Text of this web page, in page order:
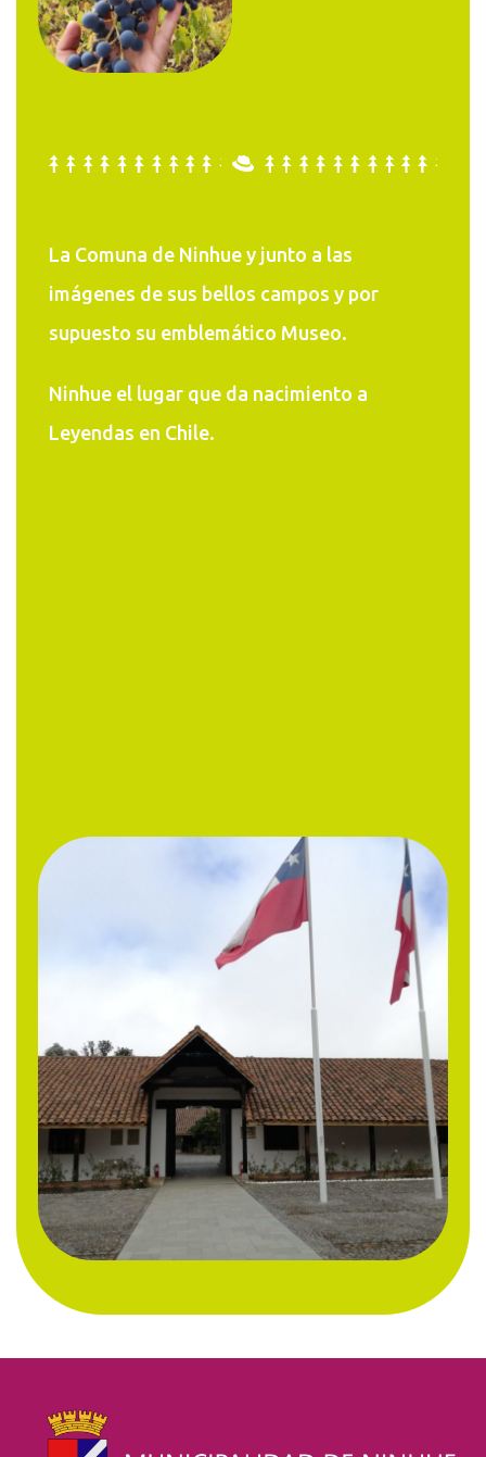
La Comuna de Ninhue y junto a las
imágenes de sus bellos campos y por
supuesto su emblemático Museo.
Ninhue el lugar que da nacimiento a
Leyendas en Chile.